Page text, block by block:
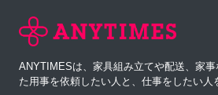
ANYTIMESは、家具組み立てや配送、家
た用事を依頼したい人と、仕事をしたい人